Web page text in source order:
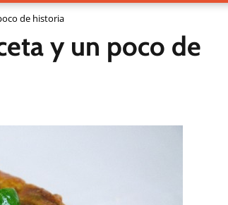
de historia
y un poco de